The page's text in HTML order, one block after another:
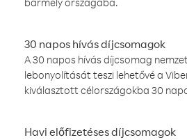
30 napos hívás díjcsomagok
A 30 napos hívás díjcsomag
lebonyolítását teszi lehetővé a
kiválasztott célországokba 30
Havi előfizetéses díjcsomagok